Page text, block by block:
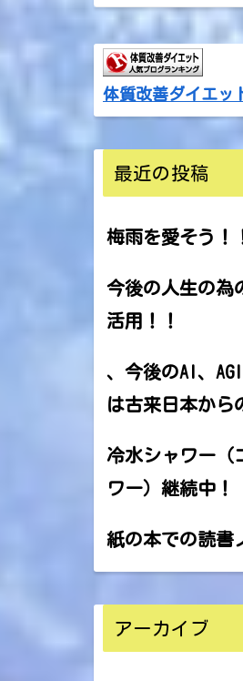
体質改善ダイエッ
最近の投稿
梅雨を愛そう！
今後の人生の為
活用！！
、今後のAI、
は古来日本から
冷水シャワー（
ワー）継続中！
紙の本での読書
アーカイブ